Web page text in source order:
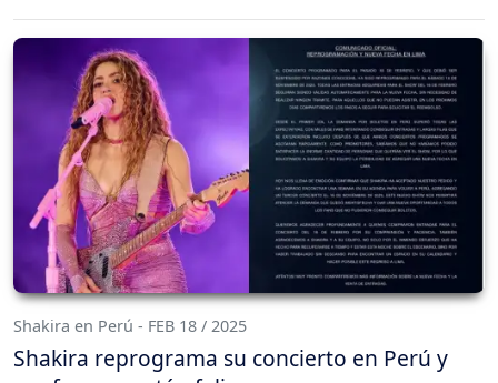
Shakira en Perú - FEB 18 / 2025
Shakira reprograma su concierto en Perú y